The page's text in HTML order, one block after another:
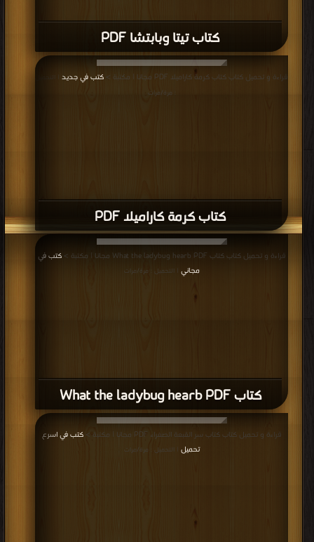
كتاب تيتا وبابتشا PDF
كتاب كرمة كاراميلا PDF
قراءة و تحميل كتاب كتاب كرمة كاراميلا PDF مجانا | مكتبة > كتب في جديد
: مرة/مرات
كتاب What the ladybug hearb PDF
قراءة و تحميل كتاب كتاب What the ladybug hearb PDF مجانا | مكتبة >
كتب في
مجاني | التحميل : مرة/مرات
قراءة و تحميل كتاب كتاب سر القبعة الصفراء PDF مجانا | مكتبة >
كتب في اسرع
تحميل
| التحميل : مرة/مرات